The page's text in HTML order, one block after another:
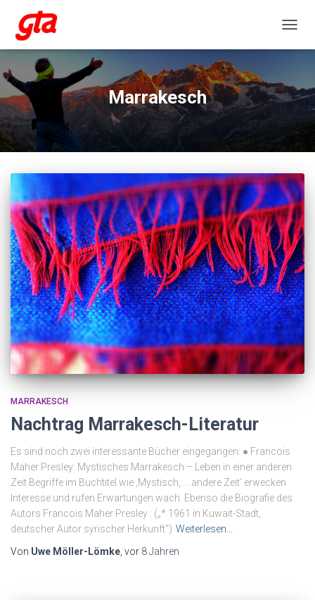
Marrakesch
MARRAKESCH
Nachtrag Marrakesch-Literatur
Es sind noch zwei interessante Bücher eingegangen: ● Francois
Maher Presley: Mystisches Marrakesch – Leben in einer anderen
Zeit Begriffe im Buchtitel wie ‚Mystisch, … andere Zeit‘ erwecken
Interesse und rufen Erwartungen wach. Ebenso die Biografie des
Autors Francois Maher Presley . („* 1961 in Kuwait-Stadt,
deutscher Autor syrischer Herkunft“) Weiterlesen…
Von Uwe Möller-Lömke, vor 8 Jahren